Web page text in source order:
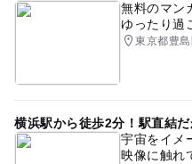
無料のマン
ゆったり過
東京都豊島
横浜駅から徒歩2分！駅直結
宇宙をイメ
映像に触れ